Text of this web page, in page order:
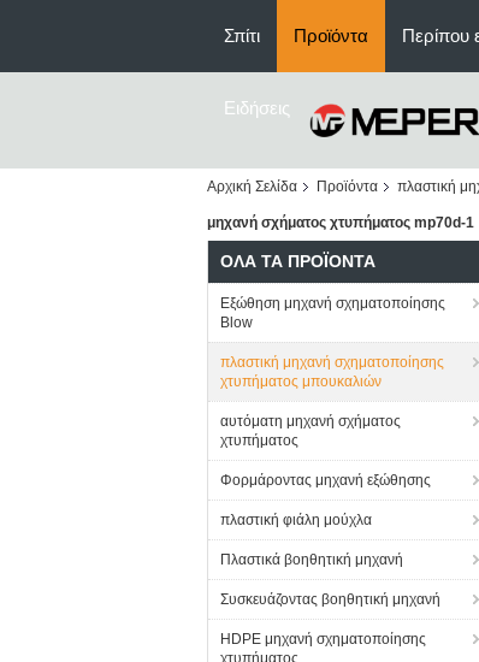
Σπίτι Προϊόντα Περίπου
Ειδήσεις
Αρχική Σελίδα Προϊόντα πλαστική
μηχανή σχήματος χτυπήματος mp70d-1
ΌΛΑ ΤΑ ΠΡΟΪΌΝΤΑ
Εξώθηση μηχανή σχηματοποίησης
Blow
πλαστική μηχανή σχηματοποίησης
χτυπήματος μπουκαλιών
αυτόματη μηχανή σχήματος
χτυπήματος
Φορμάροντας μηχανή εξώθησης
πλαστική φιάλη μούχλα
Πλαστικά βοηθητική μηχανή
Συσκευάζοντας βοηθητική μηχανή
HDPE μηχανή σχηματοποίησης
χτυπήματος